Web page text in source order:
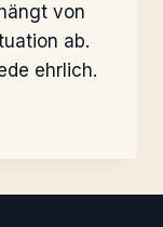
von
ab.
ehrlich.